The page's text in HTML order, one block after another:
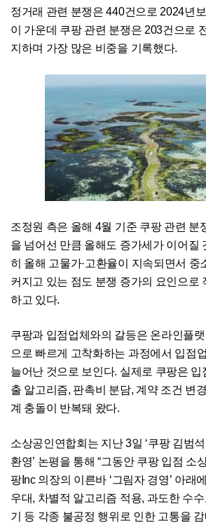
정거래 관련 분쟁은 440건으로 2024년
이 가운데 쿠팡 관련 분쟁은 203건으로
지하며 가장 많은 비중을 기록했다.
조정원 측은 올해 4월 기준 쿠팡 관련 분
을 넘어선 만큼 올해도 증가세가 이어질
히 올해 고물가·고환율이 지속되면서 중
커지고 있는 점도 분쟁 증가의 요인으로
하고 있다.
쿠팡과 입점업체와의 갈등은 온라인플
으로 빠르게 고착화하는 과정에서 입점
늘어난 것으로 보인다. 실제로 쿠팡은 입
출 알고리즘, 판촉비 분담, 계약 조건 변
계 충돌이 반복돼 왔다.
소상공인연합회는 지난 3일 ‘쿠팡 김범
환영’ 논평을 통해 “그동안 쿠팡 입점 소
팡Inc 의장의 이른바 ‘그림자 경영’ 아래
우대, 차별적 알고리즘 적용, 과도한 수
기 등 각종 불공정 행위로 인한 고통을 감